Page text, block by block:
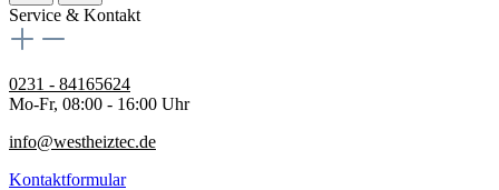
Service & Kontakt
0231 - 84165624
Mo-Fr, 08:00 - 16:00 Uhr
info@westheiztec.de
Kontaktformular